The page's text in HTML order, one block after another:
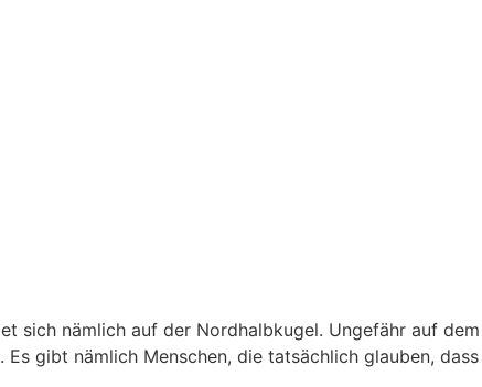
sich nämlich auf der Nordhalbkugel. Ungefähr auf
gibt nämlich Menschen, die tatsächlich glauben,